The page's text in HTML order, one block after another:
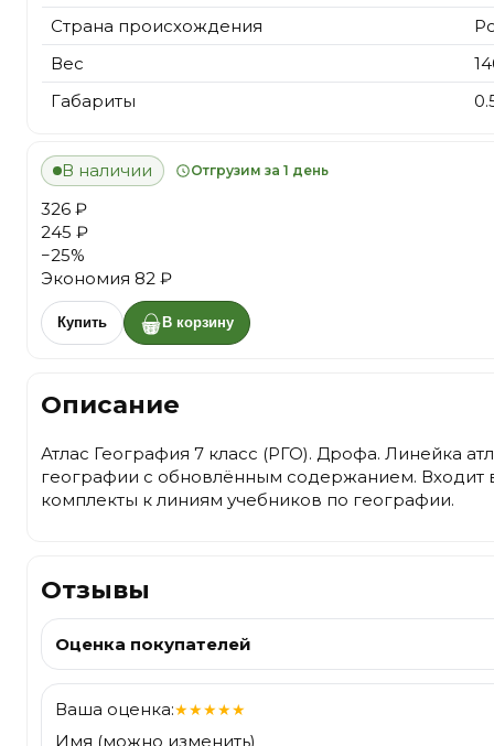
Страна происхождения
Вес
Габариты
В наличии Отгрузим за 1 день
326 ₽
245 ₽
−25%
Экономия 82 ₽
Купить В корзину
Описание
Атлас География 7 класс (РГО). Дрофа. Линейка
географии с обновлённым содержанием. Входит
комплекты к линиям учебников по географии.
Отзывы
Оценка покупателей
Ваша оценка:★★★★★
Имя (можно изменить)